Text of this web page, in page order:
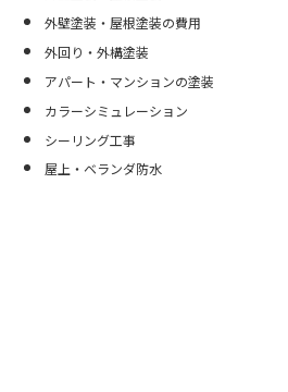
外壁塗装・屋根塗装の費用
外回り・外構塗装
アパート・マンションの塗装
カラーシミュレーション
シーリング工事
屋上・ベランダ防水